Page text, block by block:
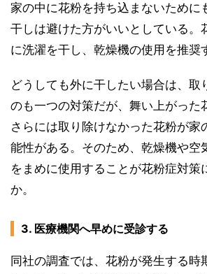
家の中に花粉を持ち込まないために
干しは避けた方がいいとしている。
に洗濯を干し、乾燥機の使用を推奨
どうしても外に干したい場合は、取
のも一つの対策だが、舞い上がった
さらには取り除けなかった花粉が家
能性がある。そのため、乾燥機や空
をまめに使用することが花粉症対策
か。
3. 医療機関へ早めに受診する
同社の調査では、花粉が発生する時